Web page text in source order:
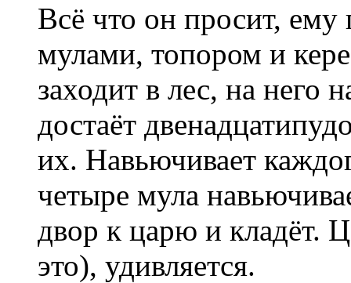
Всё что он просит, ему
мулами, топором и
заходит в лес, на него
достаёт
их. Навьючивает
четыре мула
двор к царю и кладёт.
это), удивляется.